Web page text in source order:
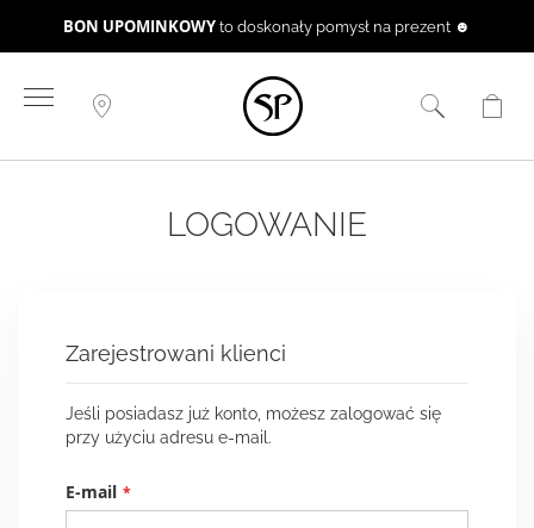
BON UPOMINKOWY to doskonały pomysł na prezent ☻
do
treści
LOGOWANIE
Zarejestrowani klienci
Jeśli posiadasz już konto, możesz zalogować się
przy użyciu adresu e-mail.
E-mail